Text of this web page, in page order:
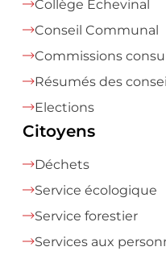
Collège Echevinal
Conseil Communal
Commissions
Résumés des
Elections
Citoyens
Déchets
Service écologique
Service forestier
Services aux